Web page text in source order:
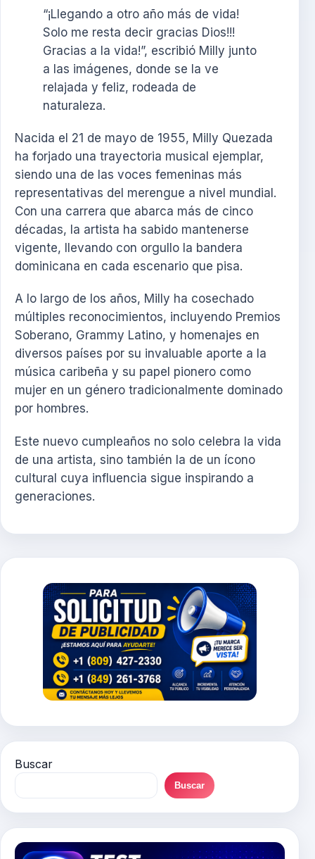
“¡Llegando a otro año más de vida!
Solo me resta decir gracias Dios!!!
Gracias a la vida!”, escribió Milly junto
a las imágenes, donde se la ve
relajada y feliz, rodeada de
naturaleza.
Nacida el 21 de mayo de 1955, Milly Quezada
ha forjado una trayectoria musical ejemplar,
siendo una de las voces femeninas más
representativas del merengue a nivel mundial.
Con una carrera que abarca más de cinco
décadas, la artista ha sabido mantenerse
vigente, llevando con orgullo la bandera
dominicana en cada escenario que pisa.
A lo largo de los años, Milly ha cosechado
múltiples reconocimientos, incluyendo Premios
Soberano, Grammy Latino, y homenajes en
diversos países por su invaluable aporte a la
música caribeña y su papel pionero como
mujer en un género tradicionalmente dominado
por hombres.
Este nuevo cumpleaños no solo celebra la vida
de una artista, sino también la de un ícono
cultural cuya influencia sigue inspirando a
generaciones.
Buscar
Buscar